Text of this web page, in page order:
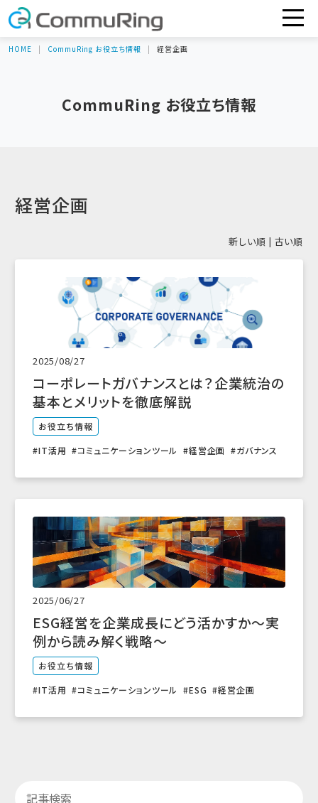
HOME CommuRing お役立ち情報 経営企画
CommuRing お役立ち情報
経営企画
新しい順 | 古い順
2025/08/27
コーポレートガバナンスとは？企業統治の
基本とメリットを徹底解説
お役立ち情報
IT活用 コミュニケーションツール 経営企画 ガバナンス
2025/06/27
ESG経営を企業成長にどう活かすか～実
例から読み解く戦略～
お役立ち情報
IT活用 コミュニケーションツール ESG 経営企画